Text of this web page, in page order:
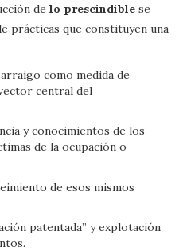
delo prescindible se
prácticas que constituyen una
como medida de
central del
y conocimientos de los
de la ocupación o
de esos mismos
patentada” y explotación